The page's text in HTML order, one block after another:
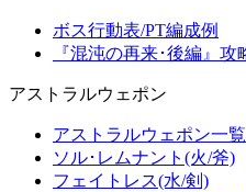
ボス行動表/PT編成例
『混沌の再来･後編』攻
アストラルウェポン
アストラルウェポン一覧
ソル･レムナント(火/斧)
フェイトレス(水/剣)